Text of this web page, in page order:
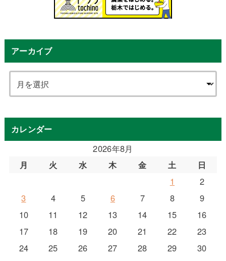
アーカイブ
カレンダー
2026年8月
月
火 水 木 金 土
日
1
2
3
4 5 6 7 8
9
10
11 12 13 14 15
16
17
18 19 20 21 22
23
24
25 26 27 28 29
30